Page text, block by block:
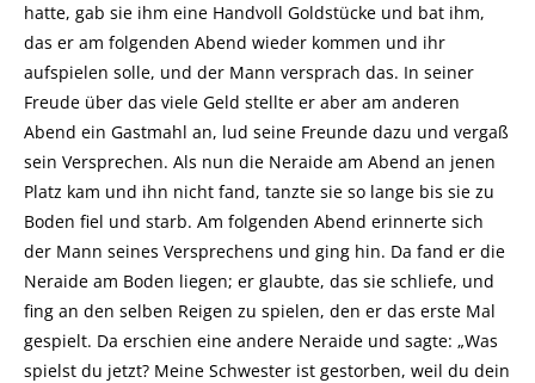
hatte, gab sie ihm eine Handvoll Goldstücke und bat ihm,
das er am folgenden Abend wieder kommen und ihr
aufspielen solle, und der Mann versprach das. In seiner
Freude über das viele Geld stellte er aber am anderen
Abend ein Gastmahl an, lud seine Freunde dazu und vergaß
sein Versprechen. Als nun die Neraide am Abend an jenen
Platz kam und ihn nicht fand, tanzte sie so lange bis sie zu
Boden fiel und starb. Am folgenden Abend erinnerte sich
der Mann seines Versprechens und ging hin. Da fand er die
Neraide am Boden liegen; er glaubte, das sie schliefe, und
fing an den selben Reigen zu spielen, den er das erste Mal
gespielt. Da erschien eine andere Neraide und sagte: „Was
spielst du jetzt? Meine Schwester ist gestorben, weil du dein